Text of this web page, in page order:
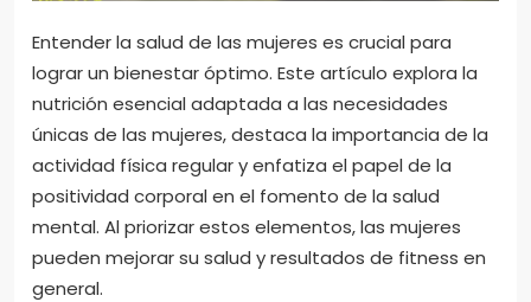
Entender la salud de las mujeres es crucial para
lograr un bienestar óptimo. Este artículo explora la
nutrición esencial adaptada a las necesidades
únicas de las mujeres, destaca la importancia de la
actividad física regular y enfatiza el papel de la
positividad corporal en el fomento de la salud
mental. Al priorizar estos elementos, las mujeres
pueden mejorar su salud y resultados de fitness en
general.